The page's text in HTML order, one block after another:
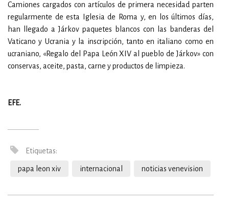
Camiones cargados con artículos de primera necesidad parten
regularmente de esta Iglesia de Roma y, en los últimos días,
han llegado a Járkov paquetes blancos con las banderas del
Vaticano y Ucrania y la inscripción, tanto en italiano como en
ucraniano, «Regalo del Papa León XIV al pueblo de Járkov» con
conservas, aceite, pasta, carne y productos de limpieza.
EFE.
Etiquetas:
papa leon xiv internacional noticias venevision